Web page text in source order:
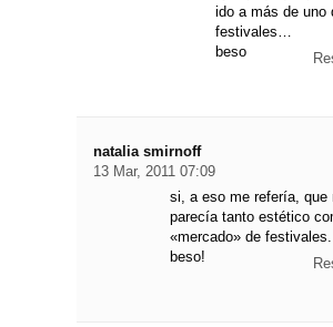
ido a más de uno
festivales…
beso
natalia smirnoff
13 Mar, 2011 07:09
si, a eso me refería, que
parecía tanto estético
«mercado» de festivales.
beso!